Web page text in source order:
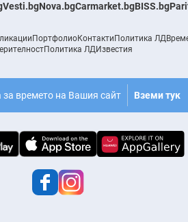
Vesti.bgNova.bgCarmarket.bgBISS.bg
ПортфолиоКонтакти Политика ЛД
Политика ЛДИзвестия
за времето на Вашия сайт Вземи тук